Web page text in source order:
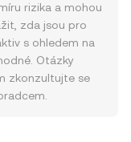
rizika a mohou
zda jsou pro
s ohledem na
Otázky
zkonzultujte se